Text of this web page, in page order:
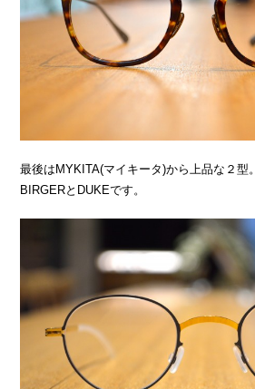
最後はMYKITA(マイキータ)から上品な２型。
BIRGERとDUKEです。